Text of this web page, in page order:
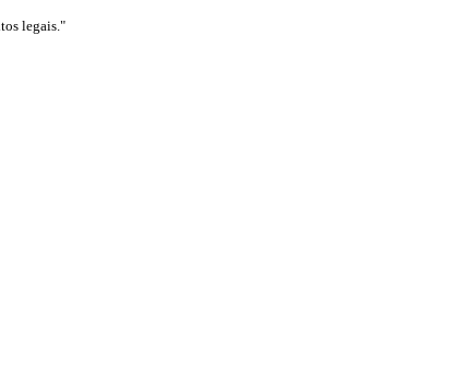
legais."